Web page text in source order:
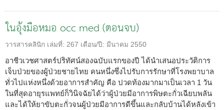
ในอุ้งมือหมอ occ med (ตอนจบ)
วารสารคลินิก เล่มที่: 267 เดือน/ปี: มีนาคม 2550
อาชีวเวชศาสตร์ปริทัศน์สองฉบับแรกของปี ได้นำเสนอประวัติการ
เจ็บป่วยของผู้ป่วยชายไทย คนหนึ่งซึ่งไปรับการรักษาที่โรงพยาบาล
ทั่วไปแห่งหนึ่งด้วยอาการสำคัญ คือ ปวดท้องมากมาเป็นเวลา 1 วัน
ในที่สุดอายุรแพทย์ก็วินิจฉัยได้ว่าผู้ป่วยมีอาการพิษตะกั่วเฉียบพลัน
และได้ให้ยาขับตะกั่วจนผู้ป่วยมีอาการดีขึ้นและกลับบ้านได้หลังเข้า